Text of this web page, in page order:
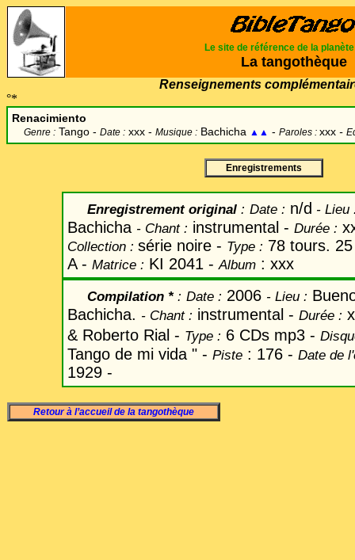
Le site de référence de la planète
La tangothèque
Renseignements
°*
Renacimiento
Genre : Tango - Date : xxx - Musique : Bachicha ▲▲ - Paroles : xxx -
Enregistrements
Enregistrement original : Date : n/d - Lieu
Bachicha - Chant: instrumental - Durée :
Collection : série noire - Type : 78 tours.
A - Matrice : KI 2041 - Album : xxx
Compilation * : Date : 2006 - Lieu :
Bachicha. - Chant: instrumental - Durée :
& Roberto Rial - Type : 6 CDs mp3 -
Tango de mi vida " - Piste : 176 - Date de
1929 -
Retour à l’accueil de la tangothèque